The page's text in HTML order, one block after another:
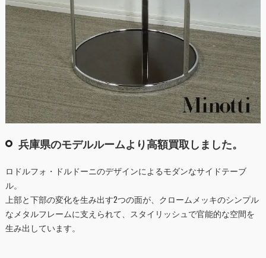
兵庫県のモデルルームより高額買取しました。
ロドルフォ・ドルドーニのデザインによるモダンなサイドテーブ
ル。
上部と下部の変化を生み出す2つの面が、クロームメッキのシンプル
なメタルフレームに支えられて、スタイリッシュで官能的な空間を
生み出しています。